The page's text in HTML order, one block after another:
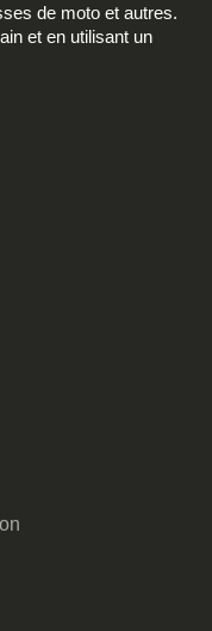
de moto et autres.
et en utilisant un